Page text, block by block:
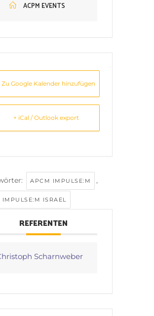
ACPM EVENTS
Zu Google Kalender hinzufügen
+ iCal / Outlook export
APCM IMPULSE:M ,
IMPULSE:M ISRAEL
REFERENTEN
Scharnweber